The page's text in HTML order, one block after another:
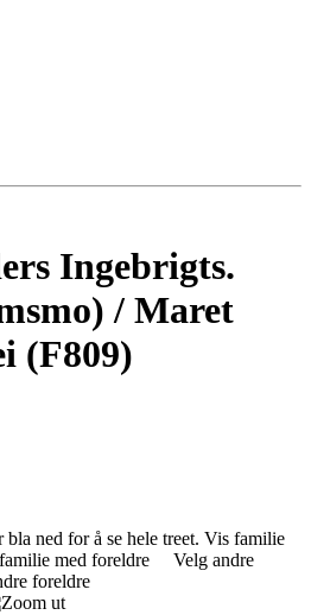
Ingebrigts.
/ Maret
(F809)
ned for å se hele treet. Vis familie
med foreldre
Velg andre
foreldre